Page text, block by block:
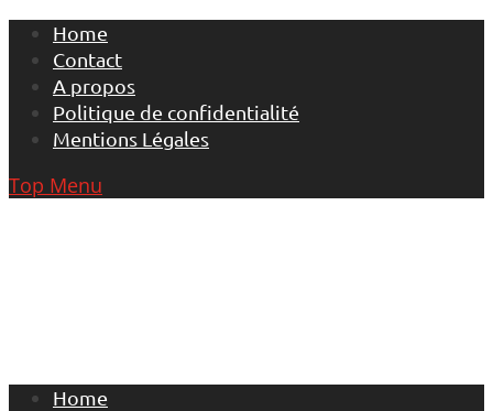
Skip
content
Home
Contact
A propos
Politique de confidentialité
Mentions Légales
Top Menu
Home